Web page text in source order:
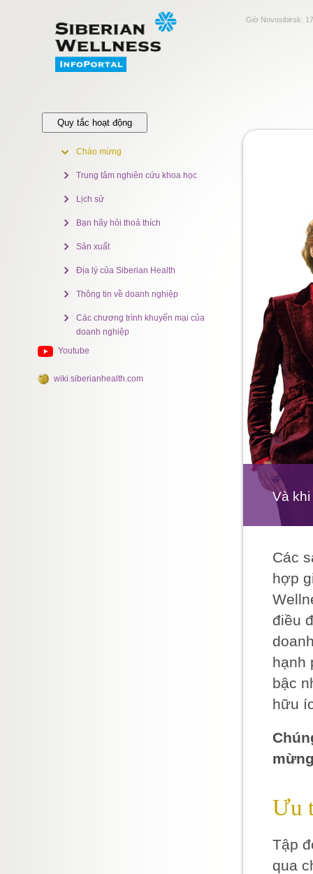
Giờ Novosibirsk:
Và
Các
hợp
điều
hạnh
bậc
hữu
Ưu
Tập
qua
Quy tắc hoạt động
Chào mừng
Trung tâm nghiên cứu khoa học
Lịch sử
Bạn hãy hỏi thoả thích
Sản xuất
Địa lý của Siberian Health
Thông tin về doanh nghiệp
Các chương trình khuyến mại của
doanh nghiệp
Youtube
wiki.siberianhealth.com